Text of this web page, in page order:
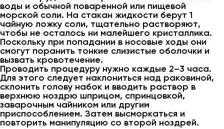
воды и обычной поваренной или пищевой
морской соли. На стакан жидкости берут 1
чайную ложку соли, тщательно растворяют,
чтобы не осталось ни малейшего кристаллика.
Поскольку при попадании в носовые ходы они
смогут поранить тонкие слизистые оболочки и
вызвать кровотечение.
Проводить процедуру нужно каждые 2–3 часа.
Для этого следует наклониться над раковиной,
склонить голову набок и вводить раствор в
верхнюю ноздрю шприцом, спринцовкой,
заварочным чайником или другим
приспособлением. Затем высморкаться и
повторить манипуляцию со второй ноздрей.